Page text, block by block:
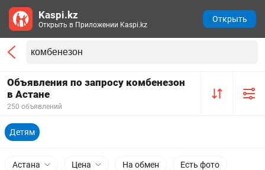
Объявления по запросу комбенезон
в Астане
250 объявлений
Детям
Астана Цена На обмен Есть фото
Kaspi.kz
Открыть в Приложении Kaspi.kz
Открыть